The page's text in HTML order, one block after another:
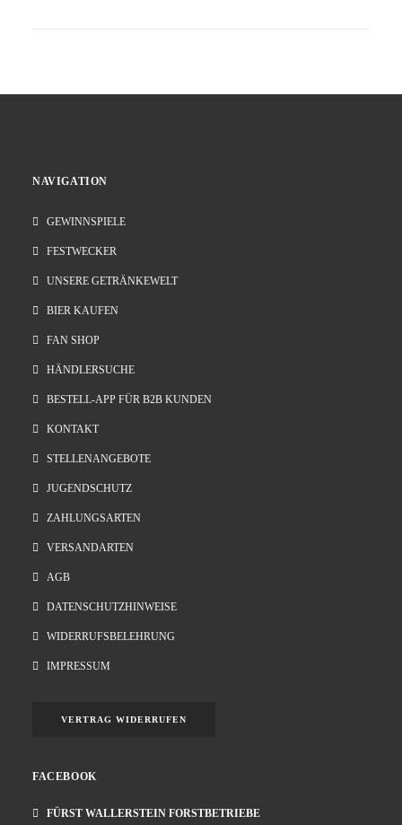
NAVIGATION
GEWINNSPIELE
FESTWECKER
UNSERE GETRÄNKEWELT
BIER KAUFEN
FAN SHOP
HÄNDLERSUCHE
BESTELL-APP FÜR B2B KUNDEN
KONTAKT
STELLENANGEBOTE
JUGENDSCHUTZ
ZAHLUNGSARTEN
VERSANDARTEN
AGB
DATENSCHUTZHINWEISE
WIDERRUFSBELEHRUNG
IMPRESSUM
VERTRAG WIDERRUFEN
FACEBOOK
FÜRST WALLERSTEIN FORSTBETRIEBE